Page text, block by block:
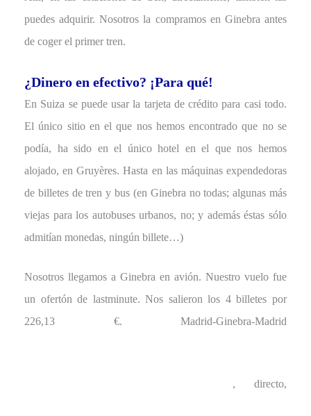
puedes adquirir. Nosotros la compramos en Ginebra antes
de coger el primer tren.
¿Dinero en efectivo? ¡Para qué!
En Suiza se puede usar la tarjeta de crédito para casi todo.
El único sitio en el que nos hemos encontrado que no se
podía, ha sido en el único hotel en el que nos hemos
alojado, en Gruyères. Hasta en las máquinas expendedoras
de billetes de tren y bus (en Ginebra no todas; algunas más
viejas para los autobuses urbanos, no; y además éstas sólo
admitían monedas, ningún billete…)
Nosotros llegamos a Ginebra en avión. Nuestro vuelo fue
un ofertón de lastminute. Nos salieron los 4 billetes por
226,13 €. Madrid-Ginebra-Madrid
, directo,